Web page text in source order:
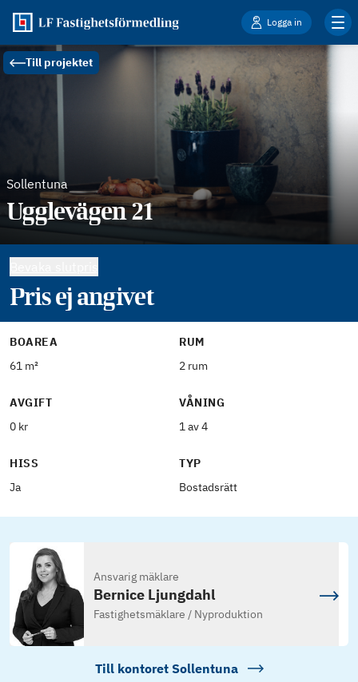
Logga in
Till projektet
Sollentuna
Ugglevägen 21
Pris ej angivet
BOAREA
61 m²
RUM
2 rum
AVGIFT
0 kr
VÅNING
1 av 4
HISS
Ja
TYP
Bostadsrätt
Ansvarig mäklare
Bernice Ljungdahl
Fastighetsmäklare / Nyproduktion
Till kontoret Sollentuna